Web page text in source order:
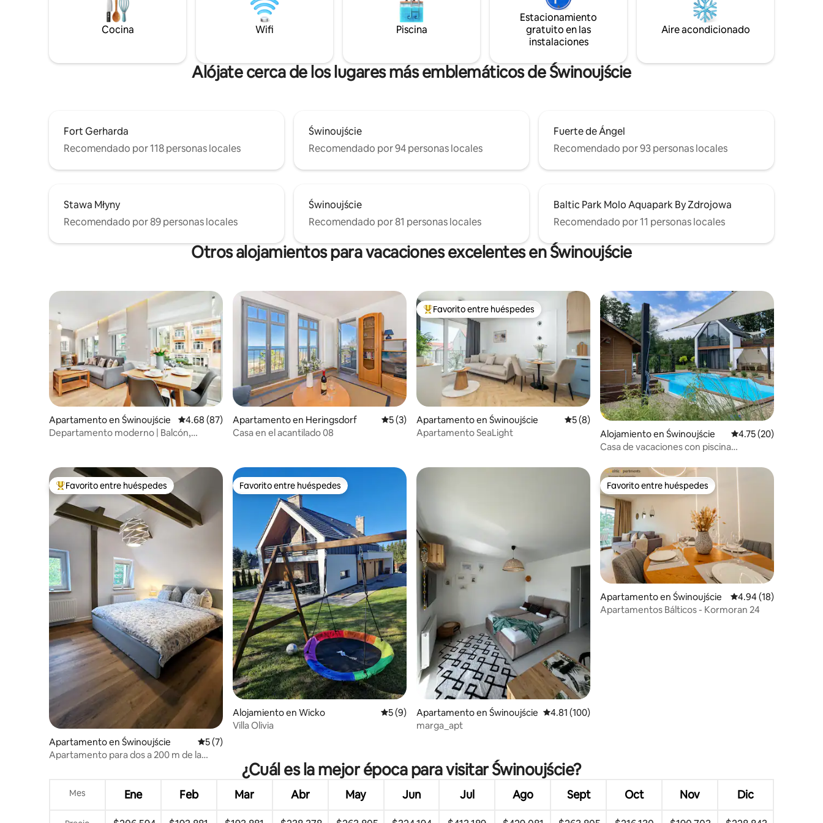
parejas, familias y mascotas. Explora
Międzyzdroje, senderismo, ciclismo,
kayak y playas. Tenemos bicicletas y
Casa de la playa o a la Cabaña al
armonioso y agradable para relajarse.
Nos vemos en Dziwnów 😊
Cocina Wifi Piscina
Estacionamiento
gratuito en las
instalaciones
Aire acondicionado
Alójate cerca de los lugares más emblemáticos de Świnoujście
Fort Gerharda
Recomendado por 118 personas locales
Świnoujście
Recomendado por 94 personas locales
Fuerte de Ángel
Recomendado por 93 personas locales
Stawa Młyny
Recomendado por 89 personas locales
Świnoujście
Recomendado por 81 personas locales
Baltic Park Molo Aquapark By Zdrojowa
Recomendado por 11 personas locales
Otros alojamientos para vacaciones excelentes en Świnoujście
Apartamento en Świnoujście Calificación promedio: 4.68 de 5, 87 reseñas
4.68 (87)
Departamento moderno | Balcón,
Apartamento en Heringsdorf Calificación promedio: 5 de 5, 3 reseñas
5 (3)
Casa en el acantilado 08
Favorito entre huéspedes preferido
Favorito entre huéspedes
Apartamento en Świnoujście Calificación promedio: 5 de 5, 8 reseñas
5 (8)
Apartamento SeaLight
Alojamiento en Świnoujście Calificación
4.75 (20)
Casa de vacaciones con piscina
Favorito entre huéspedes preferido
Favorito entre huéspedes
Apartamento en Świnoujście Calificación promedio: 5 de 5, 7 reseñas
5 (7)
Apartamento para dos a 200 m de la
Favorito entre huéspedes
Favorito entre huéspedes
Alojamiento en Wicko Calificación promedio: 5 de 5, 9 reseñas
5 (9)
Villa Olivia
Apartamento en Świnoujście Calificación promedio: 4.81 de 5, 100 reseñas
4.81 (100)
marga_apt
Favorito entre huéspedes
Favorito entre huéspedes
Apartamento en Świnoujście Calificación
4.94 (18)
Apartamentos Bálticos - Kormoran 24
¿Cuál es la mejor época para visitar Świnoujście?
Mes Ene Feb Mar Abr May Jun Jul Ago Sept Oct Nov Dic